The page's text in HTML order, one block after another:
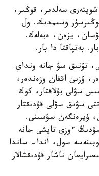
سەلدىر، قوڭىر،
وسىمدىك. ول
يزەن، ەبەلەك.
بەتپاقتا دا بار.
تۇنىق سۋ جانە ونداي
ۇزىن اققان وزەندەر،
سۋلى بۇلاقتار، كوك
سۋىق سۋلى قۇدىقتار
ۇيرەنگەن سۋسىنى.
ءوزى تاپشى جانە
سول، اندا- ساندا
ناشار قۇدىقشالار